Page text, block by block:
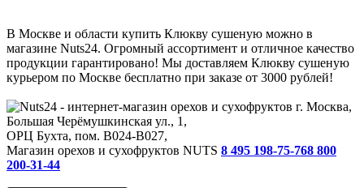
В Москве и области купить Клюкву сушеную можно в
магазине Nuts24. Огромный ассортимент и отличное качество
продукции гарантировано! Мы доставляем Клюкву сушеную
курьером по Москве бесплатно при заказе от 3000 рублей!
г. Москва,
Большая Черёмушкинская ул., 1,
ОРЦ Бухта, пом. B024-B027,
Магазин орехов и сухофруктов NUTS 8 495 198-75-768 800
200-31-44